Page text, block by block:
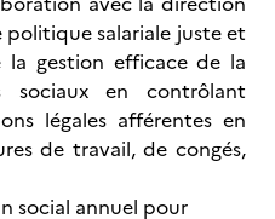
salariale juste et
la gestion efficace de la
sociaux en contrôlant
légales afférentes en
de travail, de congés,
social annuel pour